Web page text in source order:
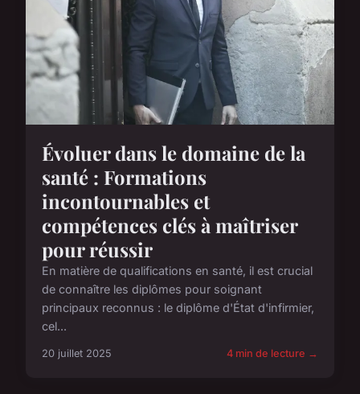
Évoluer dans le domaine de la
santé : Formations
incontournables et
compétences clés à maîtriser
pour réussir
En matière de qualifications en santé, il est crucial
de connaître les diplômes pour soignant
principaux reconnus : le diplôme d'État d'infirmier,
cel...
20 juillet 2025 4 min de lecture →